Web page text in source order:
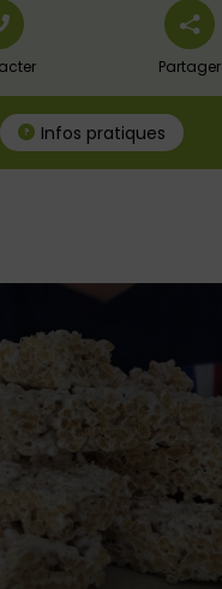
Partager
Infos pratiques